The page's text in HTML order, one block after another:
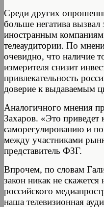
Среди других
больше негатива
иностранным
телеаудитории. По
очевидно, что наличие
измерителя снизит
привлекательность
доверие к выдаваемым
Аналогичного мнения
Захаров. «Это приведет
саморегулированию и
между участниками
представитель ФЗГ.
Впрочем, по словам
закон никак не скажется
российского
наша телевизионная